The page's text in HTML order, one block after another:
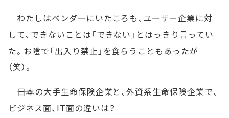
わたしはベンダーにいたころも、ユーザー企業に対
して、できないことは「できない」とはっきり言ってい
た。お陰で「出入り禁止」を食らうこともあったが
（笑）。
――日本の大手生命保険企業と、外資系生命保険企業で、
ビジネス面、IT面の違いは？